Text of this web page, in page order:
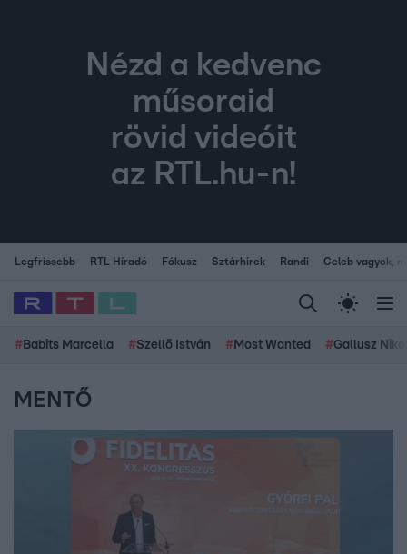
Nézd a kedvenc
műsoraid
rövid videóit
az RTL.hu-n!
Legfrissebb RTL Híradó Fókusz Sztárhírek Randi Celeb vagyok,
# Babits Marcella #Szellő István # Most Wanted #Gallusz
MENTŐ